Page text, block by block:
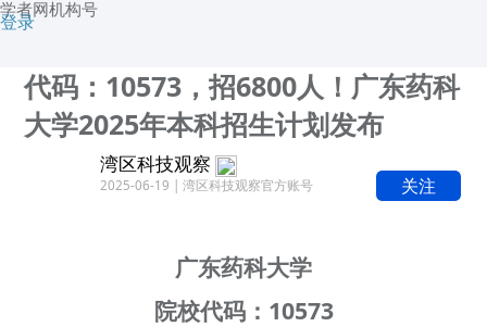
学者网机构号
登录
代码：10573，招6800人！广东药科
大学2025年本科招生计划发布
湾区科技观察
2025-06-19 | 湾区科技观察官方账号 关注
广东药科大学
院校代码：10573